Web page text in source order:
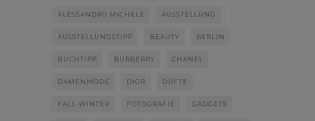
ALESSANDRO MICHELE AUSSTELLUNG
AUSSTELLUNGSTIPP BEAUTY BERLIN
BUCHTIPP BURBERRY CHANEL
DAMENMODE DIOR DÜFTE
FALL-WINTER FOTOGRAFIE GADGETS